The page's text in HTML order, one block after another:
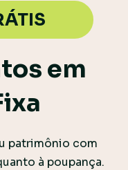
em
patrimônio com
à poupança.